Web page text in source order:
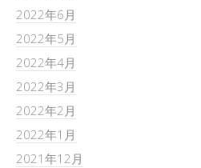
2022年6月
2022年5月
2022年4月
2022年3月
2022年2月
2022年1月
2021年12月